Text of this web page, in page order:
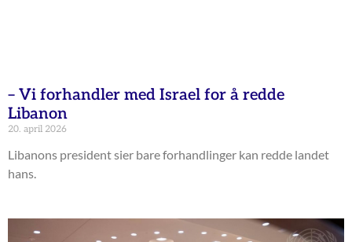
– Vi forhandler med Israel for å redde
Libanon
20. april 2026
Libanons president sier bare forhandlinger kan redde landet
hans.